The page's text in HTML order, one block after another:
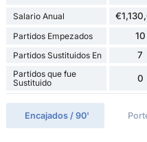
Salario Anual
Partidos Empezados 10
Partidos Sustituidos En 7
Partidos que fue
Sustituido
0
Encajados / 90'